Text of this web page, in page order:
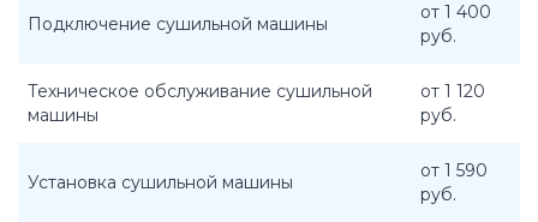
Подключение сушильной машины
от 1 400
руб.
Техническое обслуживание сушильной
машины
от 1 120
руб.
Установка сушильной машины
от 1 590
руб.